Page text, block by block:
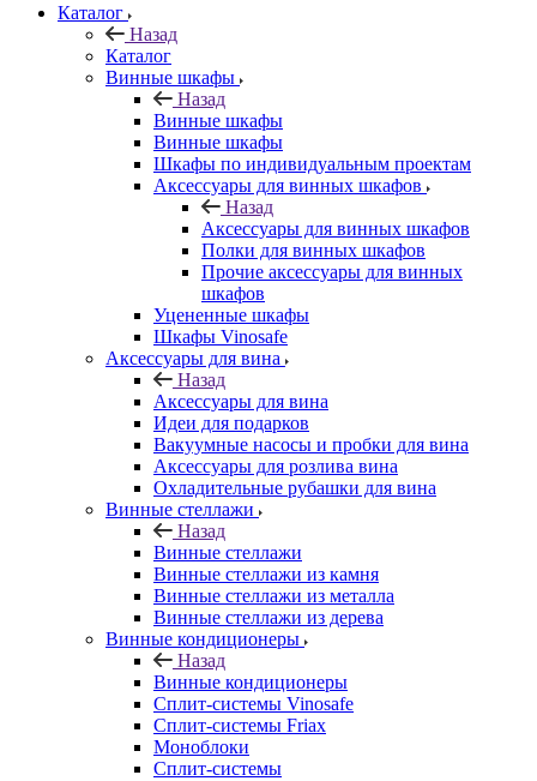
Каталог
Назад
Каталог
Винные шкафы
Назад
Винные шкафы
Винные шкафы
Шкафы по индивидуальным проектам
Аксессуары для винных шкафов
Назад
Аксессуары для винных шкафов
Полки для винных шкафов
Прочие аксессуары для винных
шкафов
Уцененные шкафы
Шкафы Vinosafe
Аксессуары для вина
Назад
Аксессуары для вина
Идеи для подарков
Вакуумные насосы и пробки для вина
Аксессуары для розлива вина
Охладительные рубашки для вина
Винные стеллажи
Назад
Винные стеллажи
Винные стеллажи из камня
Винные стеллажи из металла
Винные стеллажи из дерева
Винные кондиционеры
Назад
Винные кондиционеры
Сплит-системы Vinosafe
Сплит-системы Friax
Моноблоки
Сплит-системы